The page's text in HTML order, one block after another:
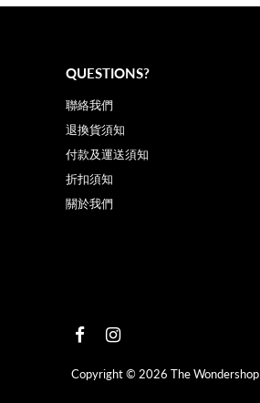
QUESTIONS?
聯絡我們
退換貨須知
付款及運送須知
折扣須知
關於我們
Copyright © 2026The Wondershop